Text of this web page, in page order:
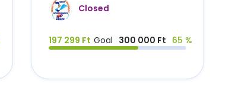
Closed
197 299 Ft Goal 300 000 Ft 65 %